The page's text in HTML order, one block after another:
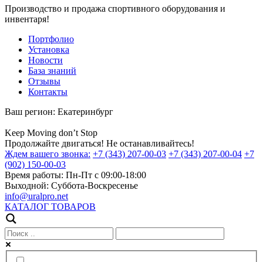
Производство и продажа спортивного оборудования и
инвентаря!
Портфолио
Установка
Новости
База знаний
Отзывы
Контакты
Ваш регион: Екатеринбург
Keep Moving don’t Stop
Продолжайте двигаться! Не останавливайтесь!
Ждем вашего звонка: +7 (343) 207-00-03 +7 (343) 207-00-04 +7
(902) 150-00-03
Время работы: Пн-Пт с 09:00-18:00
Выходной: Суббота-Воскресенье
info@uralpro.net
КАТАЛОГ ТОВАРОВ